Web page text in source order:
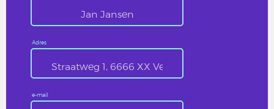
Adres
e-mail